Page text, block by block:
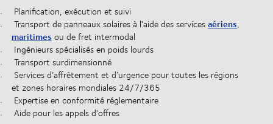
Planification, exécution et suivi
Transport de panneaux solaires à l'aide des servicesaériens,
maritimes ou de fret intermodal
Ingénieurs spécialisés en poids lourds
Transport surdimensionné
Services d’affrètement et d’urgence pour toutes les régions
et zones horaires mondiales 24/7/365
Expertise en conformité réglementaire
Aide pour les appels d'offres